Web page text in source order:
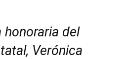
del
, Verónica